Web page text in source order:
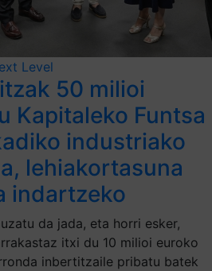
Level
50 milioi
Kapitaleko Funtsa
industriako
lehiakortasuna
indartzeko
da jada, eta horri esker,
itxi du 10 milioi euroko
inbertitzaile pribatu batek